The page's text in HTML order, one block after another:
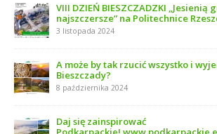
VIII DZIEŃ BIESZCZADZKI „Jesienią
najszczersze” na Politechnice
3 listopada 2024
A może by tak rzucić wszystko i
Bieszczady?
8 października 2024
Daj się zainspirować